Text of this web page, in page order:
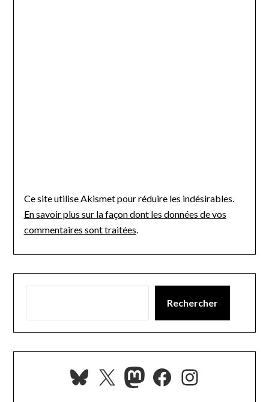
Ce site utilise Akismet pour réduire les indésirables.
En savoir plus sur la façon dont les données de vos
commentaires sont traitées.
Rechercher
Bluesky
X Mastodon
Facebook